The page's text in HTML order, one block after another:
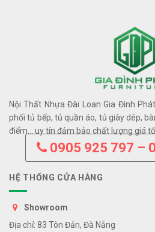
Nội Thất Nhựa Đài Loan Gia Đình
phối tủ bếp, tủ quần áo, tủ giày dép,
điểm… uy tín đảm bảo chất lượng giá
0905 925 797 –
HỆ THỐNG CỬA HÀNG
Showroom
Địa chỉ: 83 Tôn Đản, Đà Nẵng